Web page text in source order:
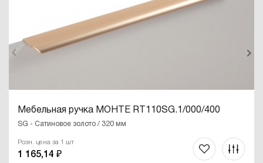
Мебельная ручка МОНТЕ RT110SG.1/000/400
SG - Сатиновое золото / 320 мм
Розн. цена за 1 шт
1 165,14 ₽